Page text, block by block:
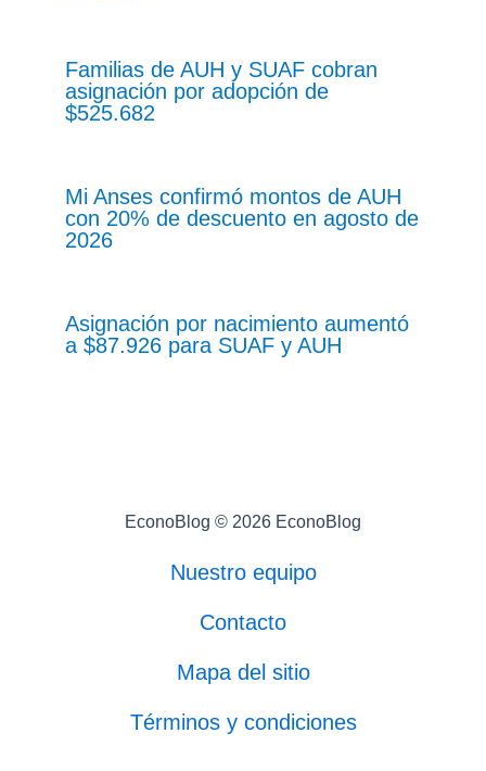
Familias de AUH y SUAF cobran
asignación por adopción de
$525.682
Mi Anses confirmó montos de AUH
con 20% de descuento en agosto de
2026
Asignación por nacimiento aumentó
a $87.926 para SUAF y AUH
EconoBlog © 2026 EconoBlog
Nuestro equipo
Contacto
Mapa del sitio
Términos y condiciones